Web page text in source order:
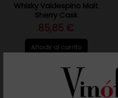
Whisky Valdespino Malt
Sherry Cask
85,85 €
Añadir al carrito